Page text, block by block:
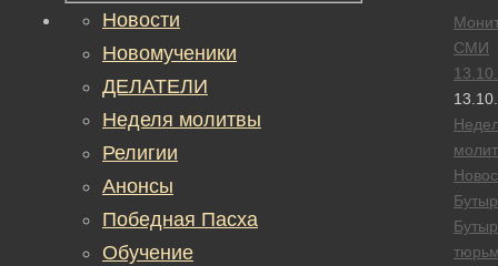
СМИ
Новости
Новомученики
ДЕЛАТЕЛИ
Неделя молитвы
Религии
Анонсы
Победная Пасха
Обучение